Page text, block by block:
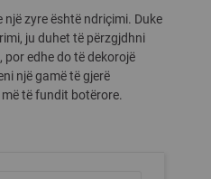
zyre është ndriçimi. Duke
ju duhet të përzgjdhni
por edhe do të dekorojë
një gamë të gjerë
të fundit botërore.